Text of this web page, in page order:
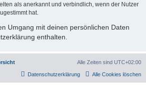
als anerkannt und verbindlich, wenn der Nutzer
hat.
Umgang mit deinen persönlichen Daten
enthalten.
Alle Zeiten sind UTC+02:00
Alle Cookies löschen
Datenschutzerklärung